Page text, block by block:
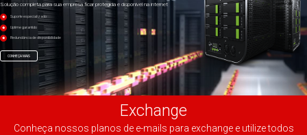
Solução completa para sua empresa ficar protegida e disponível na internet
Suporte especializado
Uptime garantido
Redundância de disponibilidade
CONHEÇA MAIS
Exchange
Conheça nossos planos de e-mails para exchange e utilize todos